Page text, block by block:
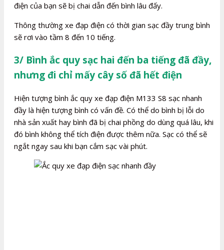
điện của bạn sẽ bị chai dẫn đến bình lâu đấy.
Thông thường xe đạp điện có thời gian sạc đầy trung bình
sẽ rơi vào tầm 8 đến 10 tiếng.
3/ Bình ắc quy sạc hai đến ba tiếng đã đầy,
nhưng đi chỉ mấy cây số đã hết điện
Hiện tượng bình ắc quy xe đạp điện M133 S8 sạc nhanh
đầy là hiện tượng bình có vấn đề. Có thể do bình bị lỗi do
nhà sản xuất hay bình đã bị chai phồng do dùng quá lâu, khi
đó bình không thể tích điện được thêm nữa. Sạc có thể sẽ
ngắt ngay sau khi bạn cắm sạc vài phút.